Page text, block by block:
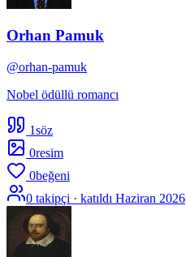
Orhan Pamuk
@orhan-pamuk
Nobel ödüllü romancı
1söz
0resim
0beğeni
0 takipçi · katıldı Haziran 2026